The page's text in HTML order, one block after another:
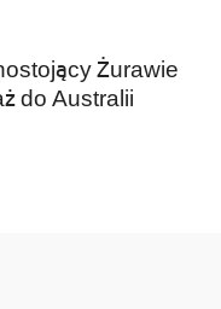
Żurawie
do Australii